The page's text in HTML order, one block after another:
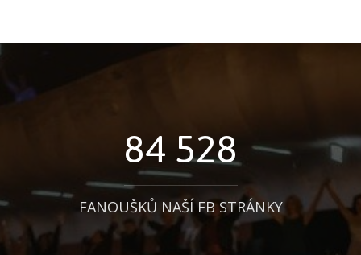
84 528
FANOUŠKŮ NAŠÍ FB STRÁNKY